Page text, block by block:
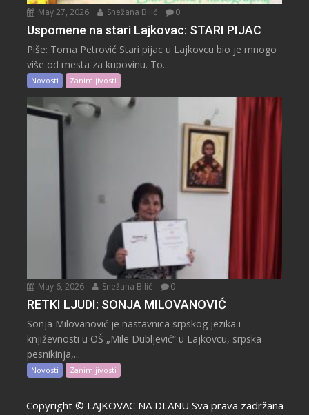
May 27, 2026 Snežana Bilić 0
Uspomene na stari Lajkovac: STARI PIJAC
Piše: Toma Petrović Stari pijac u Lajkovcu bio je mnogo
više od mesta za kupovinu. To...
Novosti Zanimljivosti
May 6, 2026 Snežana Bilić 0
RETKI LJUDI: SONJA MILOVANOVIĆ
Sonja Milovanović je nastavnica srpskog jezika i
književnosti u OŠ „Mile Dubljević“ u Lajkovcu, srpska
pesnikinja,...
Novosti Zanimljivosti
Copyright © LAJKOVAC NA DLANU Sva prava zadržana